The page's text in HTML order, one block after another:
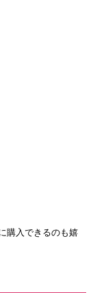
購入できるのも嬉